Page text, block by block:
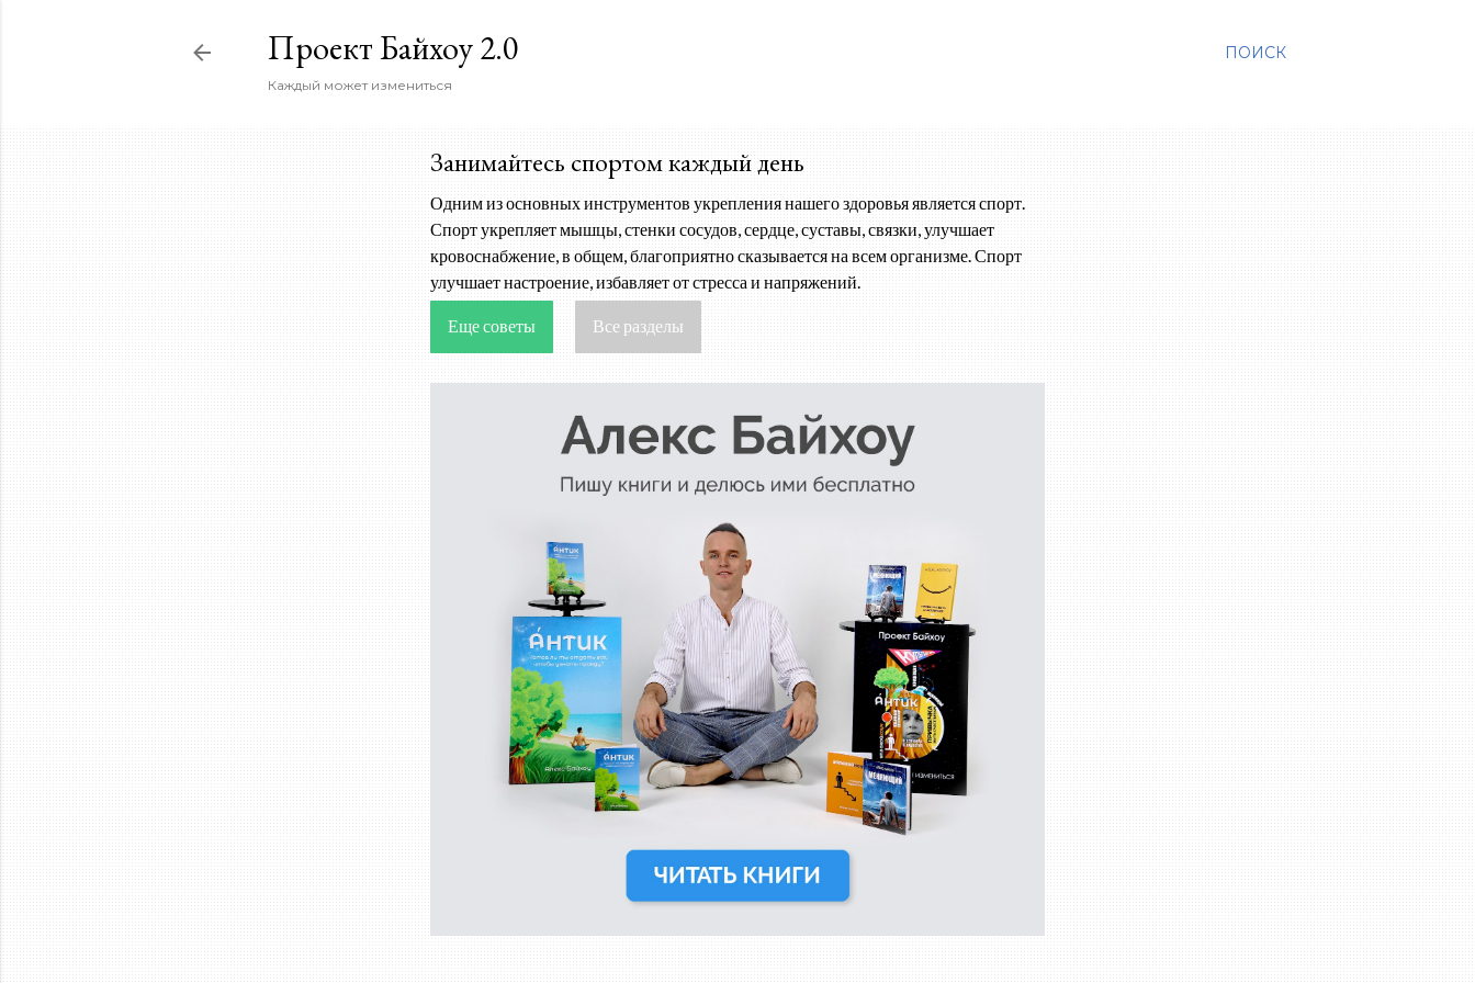
ПОИСК
Проект Байхоу 2.0
Каждый может измениться
Занимайтесь спортом каждый день
Одним из основных инструментов укрепления нашего здоровья является спорт.
Спорт укрепляет мышцы, стенки сосудов, сердце, суставы, связки, улучшает
кровоснабжение, в общем, благоприятно сказывается на всем организме. Спорт
улучшает настроение, избавляет от стресса и напряжений.
Еще советы Все разделы